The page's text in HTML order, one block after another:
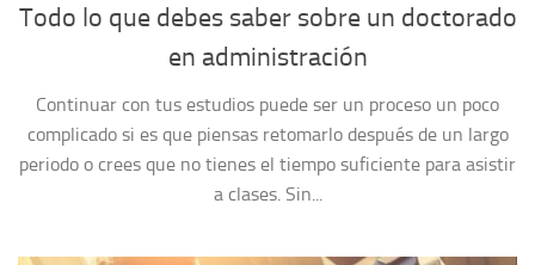
Todo lo que debes saber sobre un doctorado
en administración
Continuar con tus estudios puede ser un proceso un poco
complicado si es que piensas retomarlo después de un largo
periodo o crees que no tienes el tiempo suficiente para asistir
a clases. Sin...